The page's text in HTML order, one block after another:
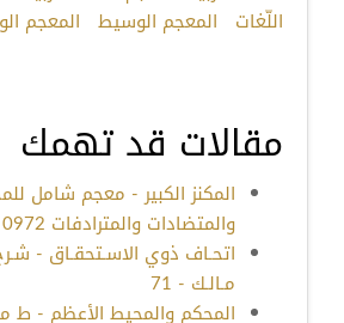
اللّغات
المعجم الوسيط المعجم
مقالات قد تهمك
المكنز الكبير - معجم شامل
والمتضادات والمترادفات 0972
اتحـاف ذوي الاسـتحقـاق - شـرح
مـالـك - 71
المحكم والمحيط الأعظم - ط